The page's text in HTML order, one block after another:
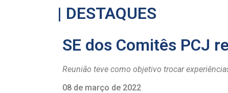
| DESTAQUES
SE dos Comitês PCJ
Reunião teve como objetivo trocar
08 de março de 2022